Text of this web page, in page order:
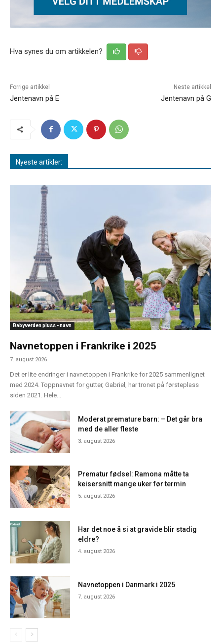
Hva synes du om artikkelen?
Forrige artikkel
Jentenavn på E
Neste artikkel
Jentenavn på G
Nyeste artikler:
Babyverden pluss - navn
Navnetoppen i Frankrike i 2025
7. august 2026
Det er lite endringer i navnetoppen i Frankrike for 2025 sammenlignet
med 2024. Toppnavnet for gutter, Gabriel, har tronet på førsteplass
siden 2021. Hele...
Moderat premature barn: – Det går bra
med de aller fleste
3. august 2026
Prematur fødsel: Ramona måtte ta
keisersnitt mange uker før termin
5. august 2026
Har det noe å si at gravide blir stadig
eldre?
4. august 2026
Navnetoppen i Danmark i 2025
7. august 2026